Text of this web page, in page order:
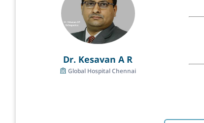
Dr. Kesavan A R
Global Hospital Chennai